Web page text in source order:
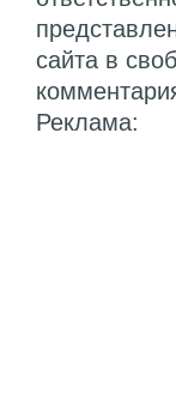
сайта в
Реклама: